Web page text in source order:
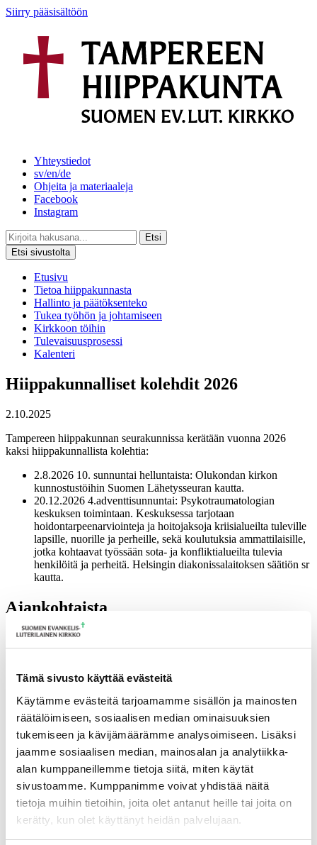
Tämä sivusto käyttää evästeitä
Käytämme evästeitä tarjoamamme sisällön ja mainosten
räätälöimiseen, sosiaalisen median ominaisuuksien
tukemiseen ja kävijämäärämme analysoimiseen. Lisäksi
jaamme sosiaalisen median, mainosalan ja analytiikka-
alan kumppaneillemme tietoja siitä, miten käytät
sivustoamme. Kumppanimme voivat yhdistää näitä
tietoja muihin tietoihin, joita olet antanut heille tai joita on
kerätty, kun olet käyttänyt heidän palvelujaan.
Siirry pääsisältöön
Yhteystiedot
sv/en/de
Ohjeita ja materiaaleja
Facebook
Instagram
Etsi
Etsi sivustolta
Etusivu
Tietoa hiippakunnasta
Hallinto ja päätöksenteko
Tukea työhön ja johtamiseen
Kirkkoon töihin
Tulevaisuusprosessi
Kalenteri
Hiippakunnalliset kolehdit 2026
2.10.2025
Tampereen hiippakunnan seurakunnissa kerätään vuonna 2026
kaksi hiippakunnallista kolehtia:
2.8.2026 10. sunnuntai helluntaista: Olukondan kirkon
kunnostustöihin Suomen Lähetysseuran kautta.
20.12.2026 4.adventtisunnuntai: Psykotraumatologian
keskuksen toimintaan. Keskuksessa tarjotaan
hoidontarpeenarviointeja ja hoitojaksoja kriisialueilta tuleville
lapsille, nuorille ja perheille, sekä koulutuksia ammattilaisille,
jotka kohtaavat työssään sota- ja konfliktialueilta tulevia
henkilöitä ja perheitä. Helsingin diakonissalaitoksen säätiön sr
kautta.
Ajankohtaista
17.06.2026 Pelastetaan Namibian alkukirkko – yhdessä! –
Namibian kirkon varainkeruukampanja
11.06.2026 Tuomiokapitulin päätöksiä 10.6.2026